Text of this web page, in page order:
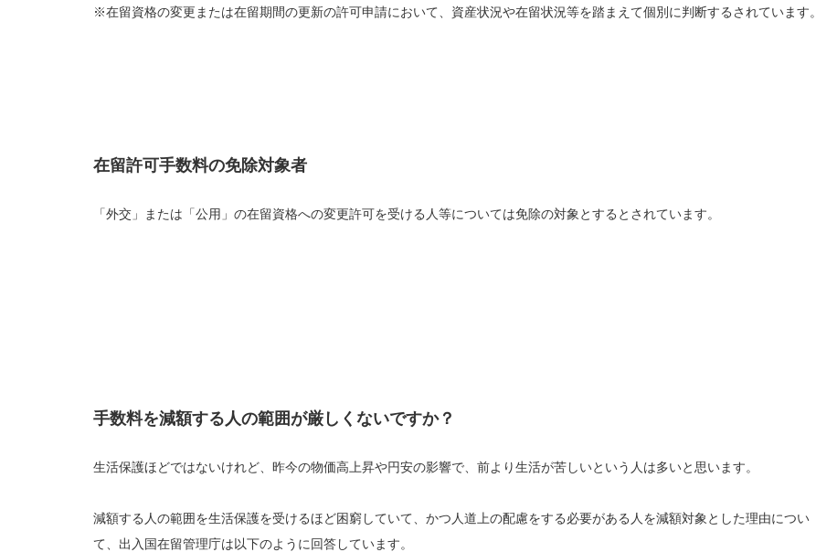
※在留資格の変更または在留期間の更新の許可申請において、資産状況や在留状況等を踏まえて個別に判断するされています。
在留許可手数料の免除対象者
「外交」または「公用」の在留資格への変更許可を受ける人等については免除の対象とするとされています。
手数料を減額する人の範囲が厳しくないですか？
生活保護ほどではないけれど、昨今の物価高上昇や円安の影響で、前より生活が苦しいという人は多いと思います。
減額する人の範囲を生活保護を受けるほど困窮していて、かつ人道上の配慮をする必要がある人を減額対象とした理由につい
て、出入国在留管理庁は以下のように回答しています。